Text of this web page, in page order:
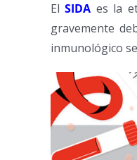
ElSIDA es la
gravemente
inmunológico